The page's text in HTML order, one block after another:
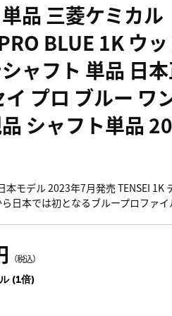
品 三菱ケミカル
BLUE 1K ウ
ャフト 単品 日
プロ ブルー ワ
シャフト単品
本モデル 2023年7月発売 TENSEI 1K
日本では初となるブループロファイ
（税込）
(1倍)